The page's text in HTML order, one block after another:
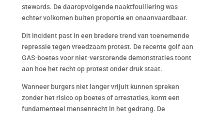
stewards. De daaropvolgende naaktfouillering was
echter volkomen buiten proportie en onaanvaardbaar.
Dit incident past in een bredere trend van toenemende
repressie tegen vreedzaam protest. De recente golf aan
GAS-boetes voor niet-verstorende demonstraties toont
aan hoe het recht op protest onder druk staat.
Wanneer burgers niet langer vrijuit kunnen spreken
zonder het risico op boetes of arrestaties, komt een
fundamenteel mensenrecht in het gedrang. De